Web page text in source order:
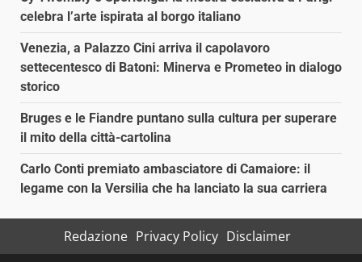
celebra l’arte ispirata al borgo italiano
Venezia, a Palazzo Cini arriva il capolavoro
settecentesco di Batoni: Minerva e Prometeo in dialogo
storico
Bruges e le Fiandre puntano sulla cultura per superare
il mito della città-cartolina
Carlo Conti premiato ambasciatore di Camaiore: il
legame con la Versilia che ha lanciato la sua carriera
Redazione Privacy Policy Disclaimer